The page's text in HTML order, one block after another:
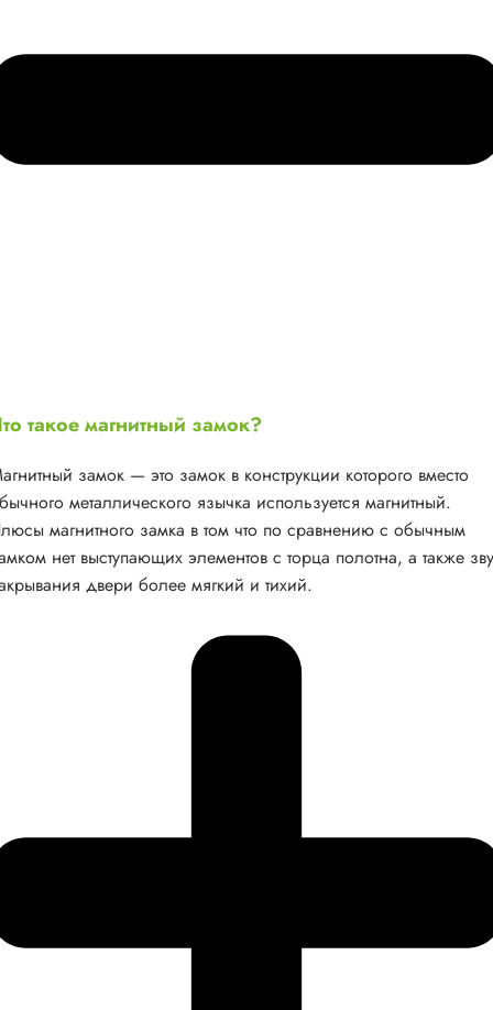
такое магнитный замок?
замок — это замок в конструкции которого вместо
металлического язычка используется магнитный.
магнитного замка в том что по сравнению с обычным
нет выступающих элементов с торца полотна, а также
двери более мягкий и тихий.